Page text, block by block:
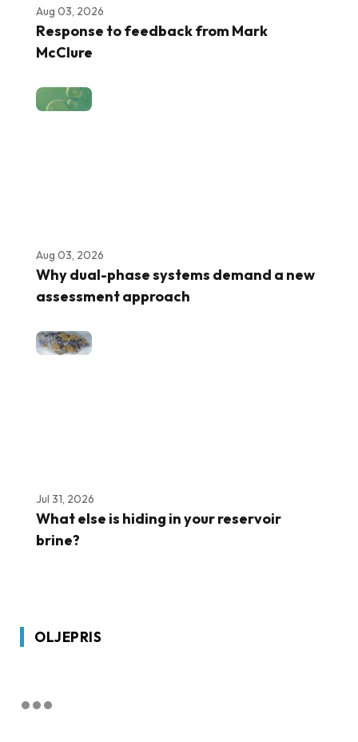
Aug 03, 2026
Response to feedback from Mark
McClure
Aug 03, 2026
Why dual-phase systems demand a new
assessment approach
Jul 31, 2026
What else is hiding in your reservoir
brine?
OLJEPRIS